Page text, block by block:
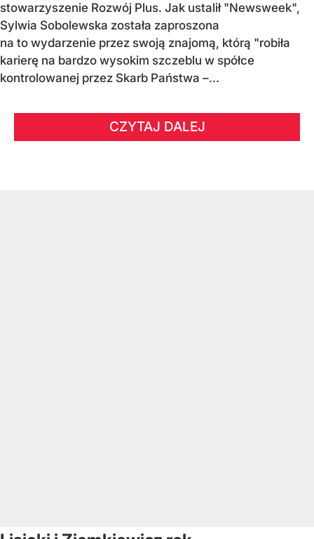
stowarzyszenie Rozwój Plus. Jak ustalił "Newsweek",
Sylwia Sobolewska została zaproszona
na to wydarzenie przez swoją znajomą, którą "robiła
karierę na bardzo wysokim szczeblu w spółce
kontrolowanej przez Skarb Państwa –...
CZYTAJ DALEJ